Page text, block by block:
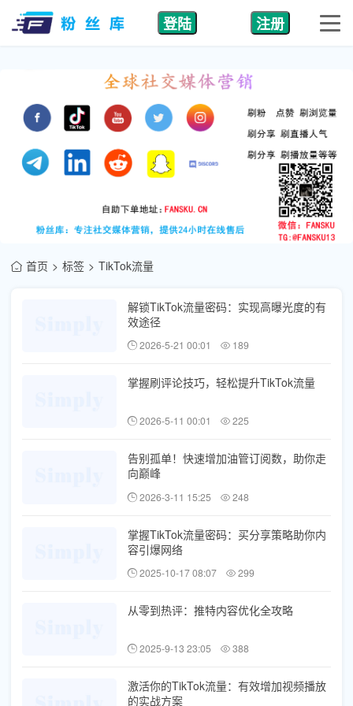
登陆 注册
首页 标签 TikTok流量
解锁TikTok流量密码：实现高曝光度的有
效途径
2026-5-21 00:01 189
掌握刷评论技巧，轻松提升TikTok流量
2026-5-11 00:01 225
告别孤单！快速增加油管订阅数，助你走
向巅峰
2026-3-11 15:25 248
掌握TikTok流量密码：买分享策略助你内
容引爆网络
2025-10-17 08:07 299
从零到热评：推特内容优化全攻略
2025-9-13 23:05 388
激活你的TikTok流量：有效增加视频播放
的实战方案